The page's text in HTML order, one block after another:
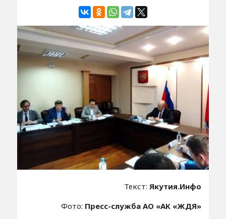
Текст: Якутия.Инфо
Фото: Пресс-служба АО «АК «ЖДЯ»